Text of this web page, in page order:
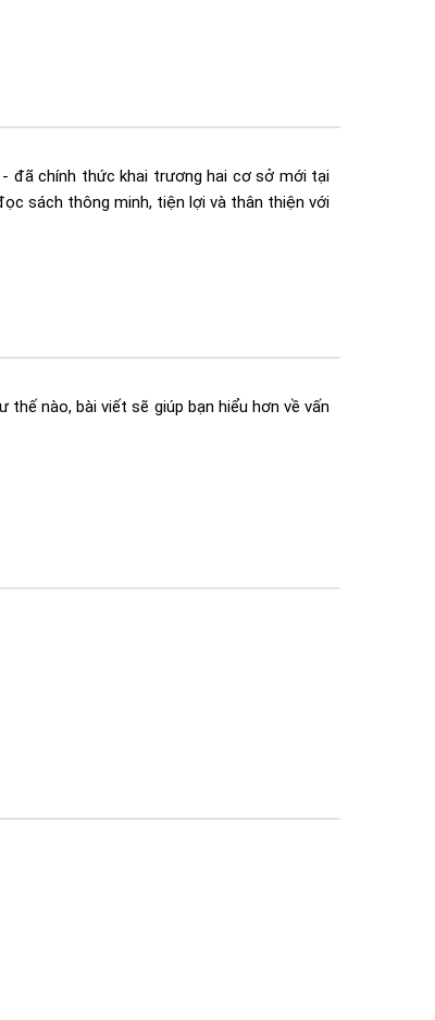
đã chính thức khai trương hai cơ sở mới tại
sách thông minh, tiện lợi và thân thiện với
nào, bài viết sẽ giúp bạn hiểu hơn về vấn